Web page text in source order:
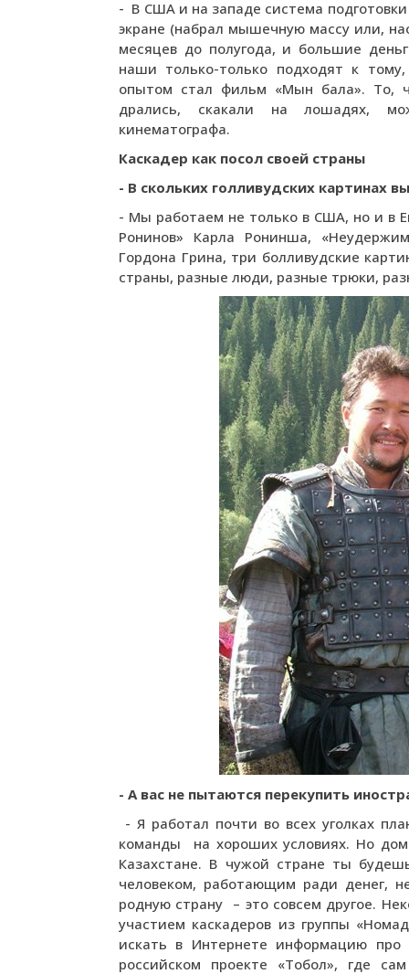
- В США и на западе система
экране (набрал мышечную массу или,
месяцев до полугода, и большие
наши только-только подходят к
опытом стал фильм «Мын бала». То,
дрались, скакали на лошадях,
кинематографа.
Каскадер как посол своей страны
- В скольких голливудских картинах
- Мы работаем не только в США, но и в
Ронинов» Карла Ронинша,
Гордона Грина, три болливудские
страны, разные люди, разные трюки,
- А вас не пытаются перекупить
- Я работал почти во всех уголках
команды на хороших условиях. Но
Казахстане. В чужой стране ты
человеком, работающим ради денег,
родную страну – это совсем другое.
участием каскадеров из группы
искать в Интернете информацию
российском проекте «Тобол», где